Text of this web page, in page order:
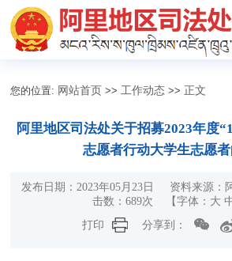
您的位置: 网站首页 >> 工作动态 >> 正文
阿里地区司法处关于招募2023年度
志愿者行动大学生志愿
发布日期：2023年05月23日 资料来源
击数：689次 【字体： 大
打印
分享到：